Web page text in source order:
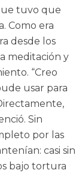
tuvo que
Como era
desde los
meditación y
“Creo
usar para
Sin
por las
casi sin
bajo tortura